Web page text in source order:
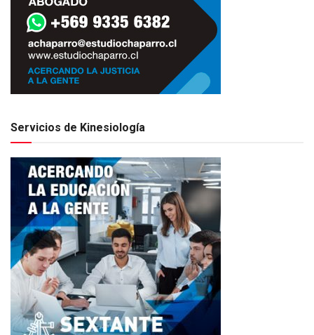
Servicios de Kinesiología